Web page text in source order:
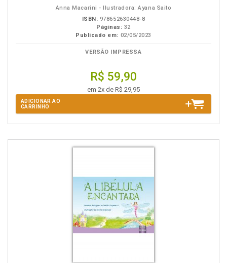
Anna Macarini - Ilustradora: Ayana Saito
ISBN: 978652630448-8
Páginas: 32
Publicado em: 02/05/2023
VERSÃO IMPRESSA
R$ 59,90
em 2x de R$ 29,95
ADICIONAR AO
CARRINHO